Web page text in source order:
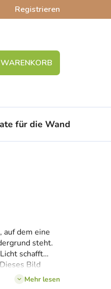
Registrieren
WARENKORB
für die Wand
dem eine
steht.
schafft
Bild
Geltung –
Mehr lesen